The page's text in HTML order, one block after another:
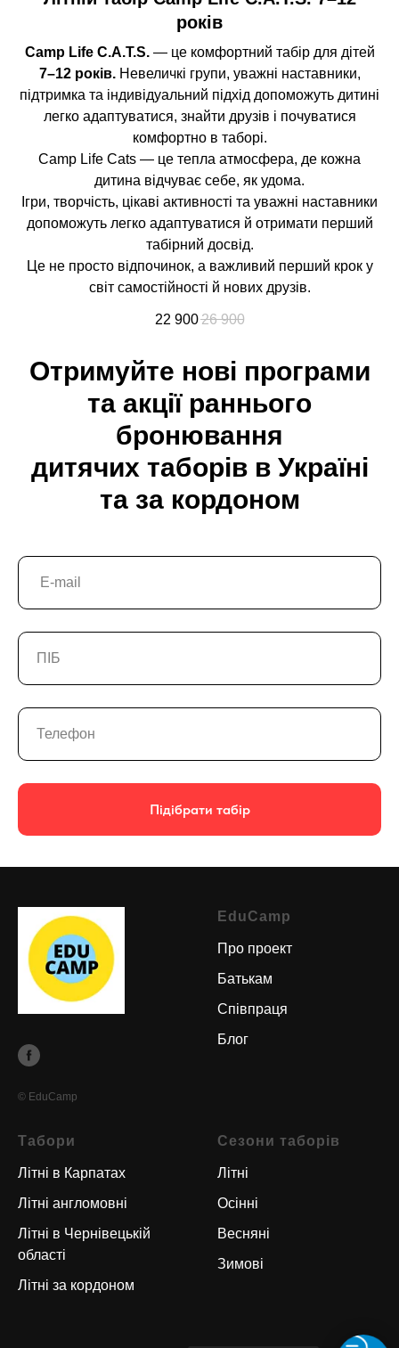
років
Camp Life C.A.T.S. — це комфортний табір для дітей
7–12 років.Невеличкі групи, уважні наставники,
підтримка та індивідуальний підхід допоможуть дитині
легко адаптуватися, знайти друзів і почуватися
комфортно в таборі.
Camp Life Cats — це тепла атмосфера, де кожна
дитина відчуває себе, як удома.
Ігри, творчість, цікаві активності та уважні наставники
допоможуть легко адаптуватися й отримати перший
табірний досвід.
Це не просто відпочинок, а важливий перший крок у
світ самостійності й нових друзів.
22 90026 900
Отримуйте нові програми
та акції раннього
бронювання
дитячих таборів в Україні
та за кордоном
Підібрати табір
© EduCamp
EduCamp
Про проект
Батькам
Співпраця
Блог
Табори
Літні в Карпатах
Літні англомовні
Літні в Чернівецькій
області
Літні за кордоном
Сезони таборів
Літні
Осінні
Весняні
Зимові